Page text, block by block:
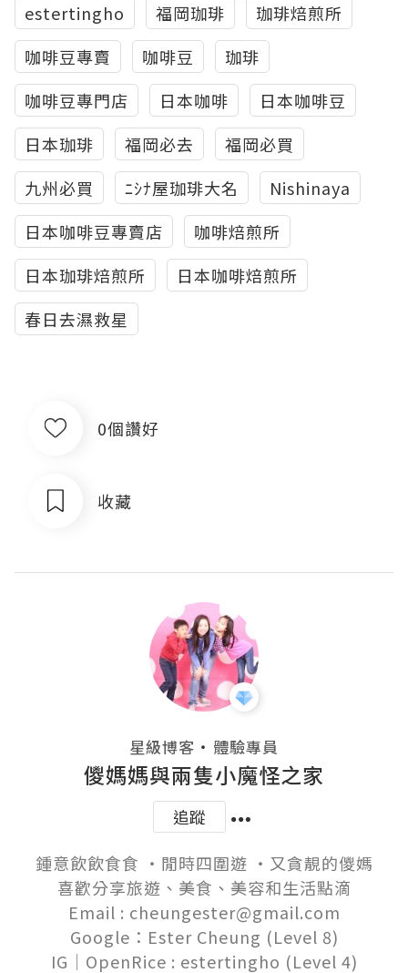
estertingho
福岡珈琲
珈琲焙煎所
咖啡豆專賣
咖啡豆
珈琲
咖啡豆專門店
日本咖啡
日本咖啡豆
日本珈琲
福岡必去
福岡必買
九州必買
ﾆｼﾅ屋珈琲大名
Nishinaya
日本咖啡豆專賣店
咖啡焙煎所
日本珈琲焙煎所
日本咖啡焙煎所
春日去濕救星
0個讚好
收藏
星級博客 ・ 體驗專員
儍媽媽與兩隻小魔怪之家
追蹤
鍾意飲飲食食 ‧閒時四圍遊 ‧又貪靚的儍媽
喜歡分享旅遊、美食、美容和生活點滴
Email : cheungester@gmail.com
Google：Ester Cheung (Level 8)